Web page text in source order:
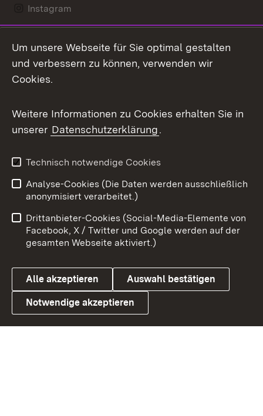
Instagram
Mastodon
Messenger
Social Wall
X / Twitter
Youtube
Link zum Landesportal
Benutzungshinweise
Barrierefreiheit
Datenschutz
Cookies
Um unsere Webseite für Sie optimal gestalten
und verbessern zu können, verwenden wir
Cookies.
Weitere Informationen zu Cookies erhalten Sie in
unserer Datenschutzerklärung.
Technisch notwendige Cookies
Analyse-Cookies (Die Daten werden ausschließlich
anonymisiert verarbeitet.)
Drittanbieter-Cookies (Social-Media-Elemente von
Facebook, X / Twitter und Google werden auf der
gesamten Webseite aktiviert.)
Alle akzeptieren Auswahl bestätigen
Notwendige akzeptieren